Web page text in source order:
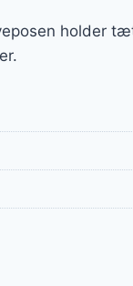
holder